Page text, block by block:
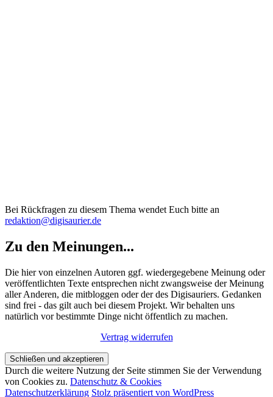
Bei Rückfragen zu diesem Thema wendet Euch bitte an
redaktion@digisaurier.de
Zu den Meinungen...
Die hier von einzelnen Autoren ggf. wiedergegebene Meinung oder
veröffentlichten Texte entsprechen nicht zwangsweise der Meinung
aller Anderen, die mitbloggen oder der des Digisauriers. Gedanken
sind frei - das gilt auch bei diesem Projekt. Wir behalten uns
natürlich vor bestimmte Dinge nicht öffentlich zu machen.
Vertrag widerrufen
Durch die weitere Nutzung der Seite stimmen Sie der Verwendung
von Cookies zu. Datenschutz & Cookies
Datenschutzerklärung Stolz präsentiert von WordPress